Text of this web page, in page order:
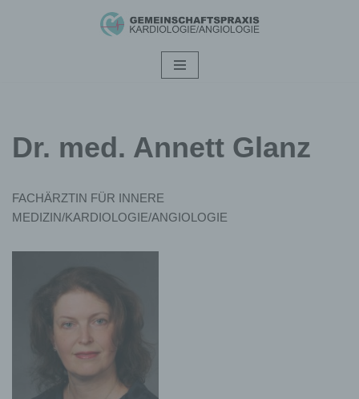
Dr. med. Annett Glanz
FACHÄRZTIN FÜR INNERE
MEDIZIN/KARDIOLOGIE/ANGIOLOGIE